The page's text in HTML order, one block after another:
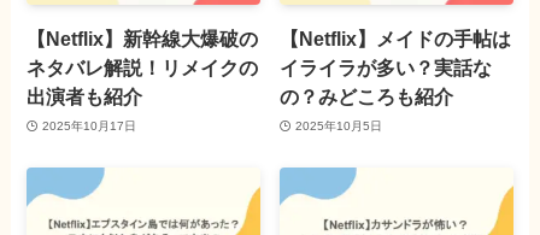
【Netflix】新幹線大爆破の
ネタバレ解説！リメイクの
出演者も紹介
2025年10月17日
【Netflix】メイドの手帖は
イライラが多い？実話な
の？みどころも紹介
2025年10月5日